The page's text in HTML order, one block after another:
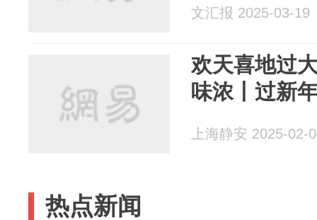
文汇报 2025-03-19
欢天喜地过
味浓丨过新
上海静安 2025-02-
热点新闻